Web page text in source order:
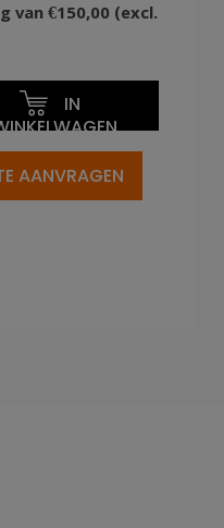
van €150,00 (excl.
AANVRAGEN